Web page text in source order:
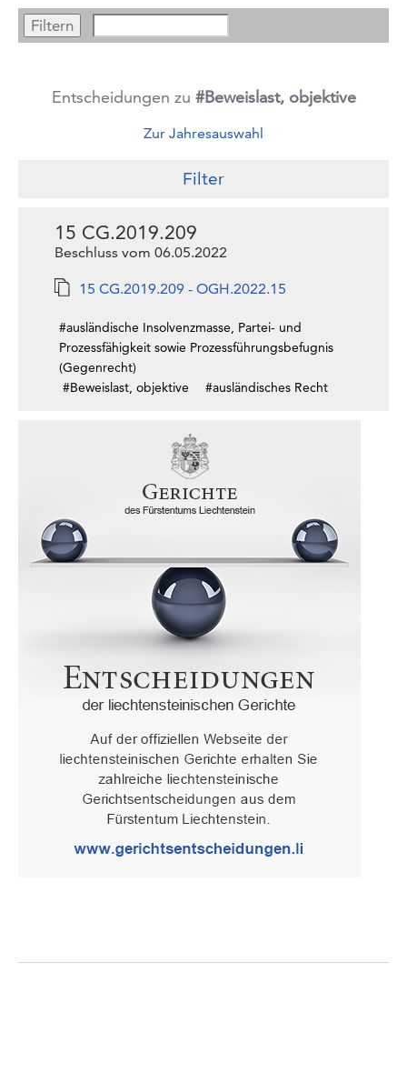
Entscheidungen zu #Beweislast, objektive
Zur Jahresauswahl
Filter
15 CG.2019.209
Beschluss vom 06.05.2022
15 CG.2019.209 - OGH.2022.15
#ausländische Insolvenzmasse, Partei- und
Prozessfähigkeit sowie Prozessführungsbefugnis
(Gegenrecht)
#Beweislast, objektive
#ausländisches Recht